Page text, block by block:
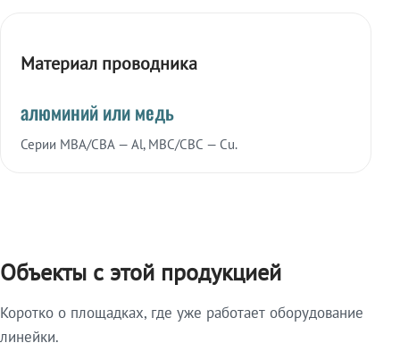
Материал проводника
алюминий или медь
Серии МВА/СВА — Al, МВС/СВС — Cu.
Объекты с этой продукцией
Коротко о площадках, где уже работает оборудование
линейки.